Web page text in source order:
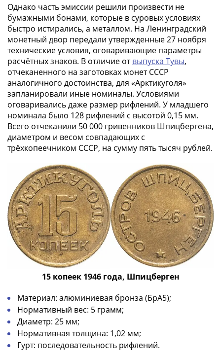
Новгород
(1420-­
1478)
Нижегородско-
Суздальское
княжество
(1383-
1431)
США
Регулярные
выпуски
Доллары
Сакагавеи
Доллары
инновации
Президентские
доллары
Квотеры
(парки)
Квотеры
(штаты)
Германия
Евросоюз
ФРГ
ГДР
Третий
Однако часть эмиссии решили произвести не
бумажными бонами, которые в суровых условиях
быстро истирались, а металлом. На Ленинградский
монетный двор передали утвержденные 27 ноября
технические условия, оговаривающие параметры
расчётных знаков. В отличие отвыпуска Тувы,
отчеканенного на заготовках монет СССР
аналогичного достоинства, для «Арктикуголя»
запланировали иные номиналы. Условиями
оговаривались даже размер рифлений. У младшего
номинала было 128 рифлений с высотой 0,15 мм.
Всего отчеканили 50 000 гривенников Шпицбергена,
диаметром и весом совпадающих с
трёхкопеечником СССР, на сумму пять тысяч рублей.
15 копеек 1946 года, Шпицберген
Материал: алюминиевая бронза (БрА5);
Нормативный вес: 5 грамм;
Диаметр: 25 мм;
Нормативная толщина: 1,02 мм;
Гурт: последовательность рифлений.